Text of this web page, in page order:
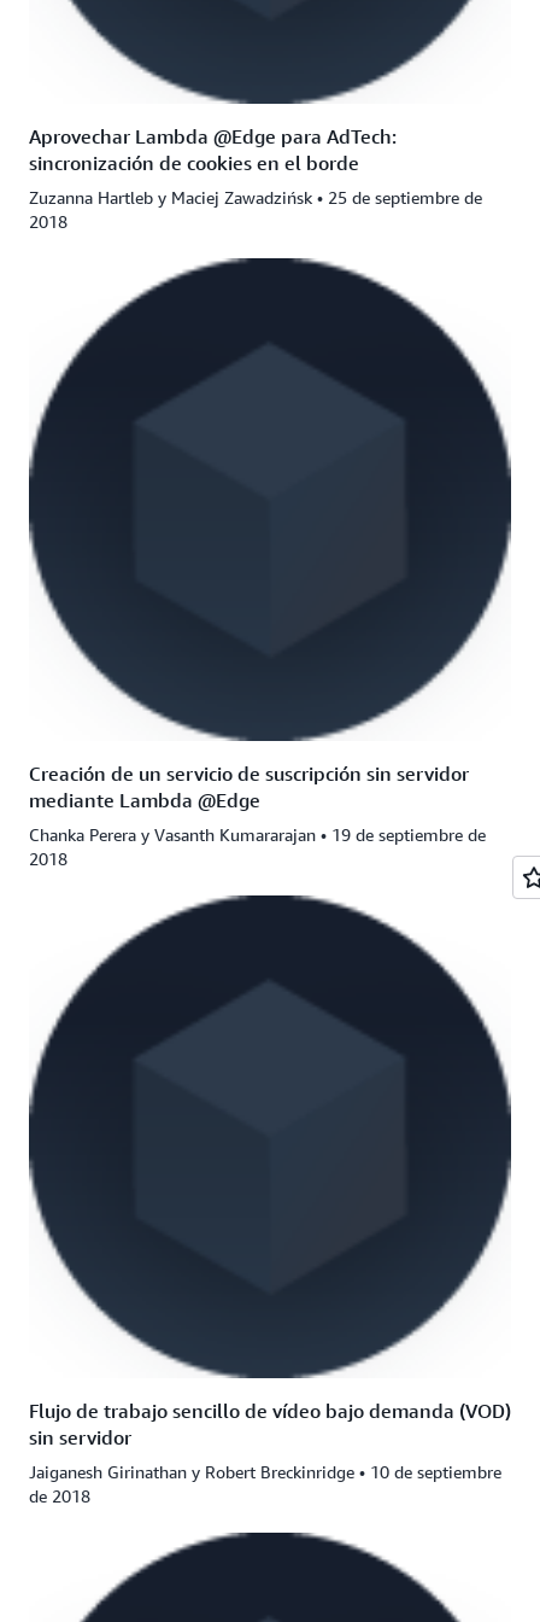
Aprovechar Lambda @Edge para AdTech:
sincronización de cookies en el borde
Zuzanna Hartleb y Maciej Zawadzińsk • 25 de septiembre de
2018
Creación de un servicio de suscripción sin servidor
mediante Lambda @Edge
Chanka Perera y Vasanth Kumararajan • 19 de septiembre de
2018
Flujo de trabajo sencillo de vídeo bajo demanda (VOD)
sin servidor
Jaiganesh Girinathan y Robert Breckinridge • 10 de septiembre
de 2018